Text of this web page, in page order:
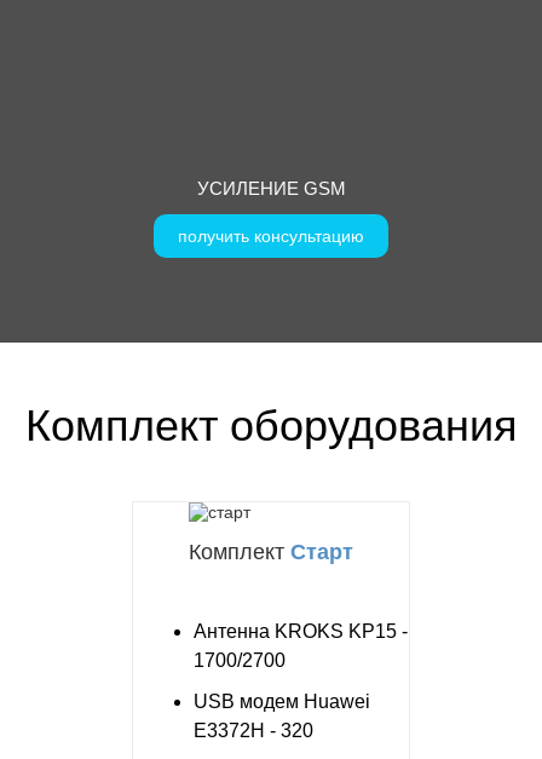
УСИЛЕНИЕ GSM
получить консультацию
Комплект оборудования
Комплект Старт
Антенна KROKS KP15 -
1700/2700
USB модем Huawei
E3372H - 320